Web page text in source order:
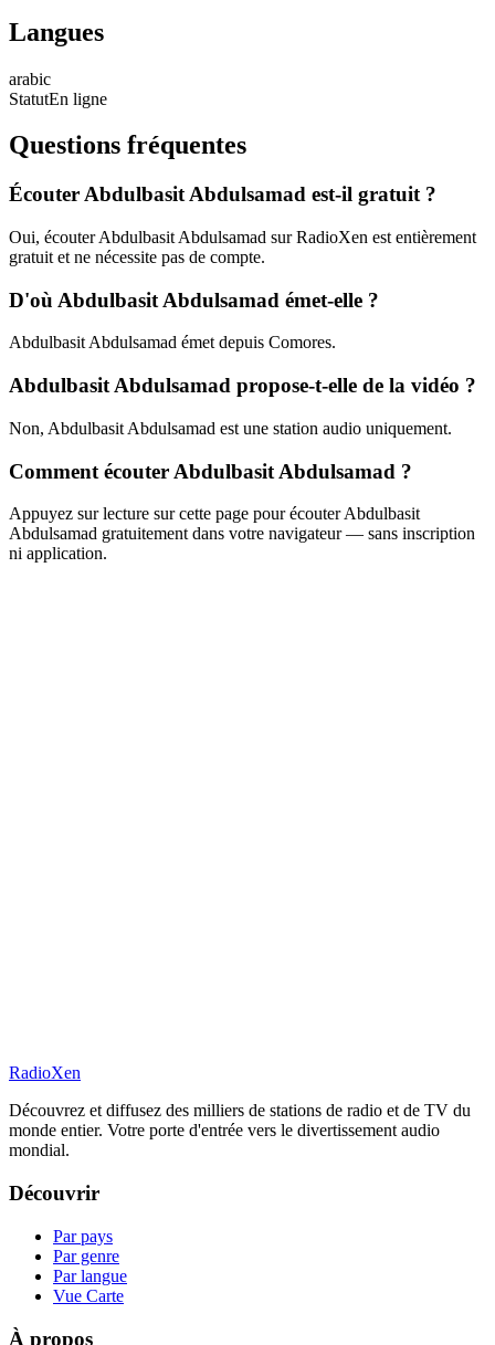
Langues
arabic
StatutEn ligne
Questions fréquentes
Écouter Abdulbasit Abdulsamad est-il gratuit ?
Oui, écouter Abdulbasit Abdulsamad sur RadioXen est entièrement
gratuit et ne nécessite pas de compte.
D'où Abdulbasit Abdulsamad émet-elle ?
Abdulbasit Abdulsamad émet depuis Comores.
Abdulbasit Abdulsamad propose-t-elle de la vidéo ?
Non, Abdulbasit Abdulsamad est une station audio uniquement.
Comment écouter Abdulbasit Abdulsamad ?
Appuyez sur lecture sur cette page pour écouter Abdulbasit
Abdulsamad gratuitement dans votre navigateur — sans inscription
ni application.
RadioXen
Découvrez et diffusez des milliers de stations de radio et de TV du
monde entier. Votre porte d'entrée vers le divertissement audio
mondial.
Découvrir
Par pays
Par genre
Par langue
Vue Carte
À propos